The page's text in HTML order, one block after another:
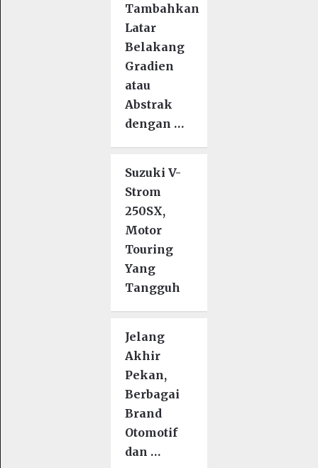
Tambahkan
Latar
Belakang
Gradien
atau
Abstrak
dengan …
Suzuki V-
Strom
250SX,
Motor
Touring
Yang
Tangguh
Jelang
Akhir
Pekan,
Berbagai
Brand
Otomotif
dan …